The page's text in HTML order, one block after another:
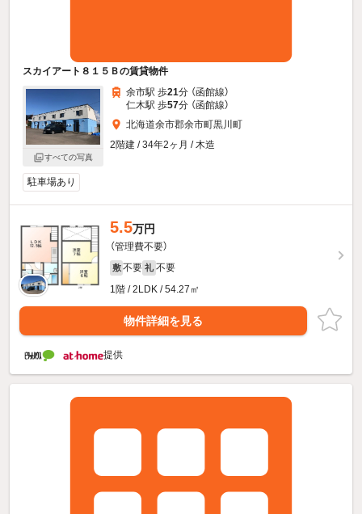
スカイアート８１５Ｂの賃貸物件
すべての写真
余市駅 歩21分 （函館線）
仁木駅 歩57分 （函館線）
北海道余市郡余市町黒川町
2階建 / 34年2ヶ月 / 木造
駐車場あり
5.5万円
（管理費不要）
敷 不要 礼 不要
1階 / 2LDK / 54.27㎡
物件詳細を見る
提供